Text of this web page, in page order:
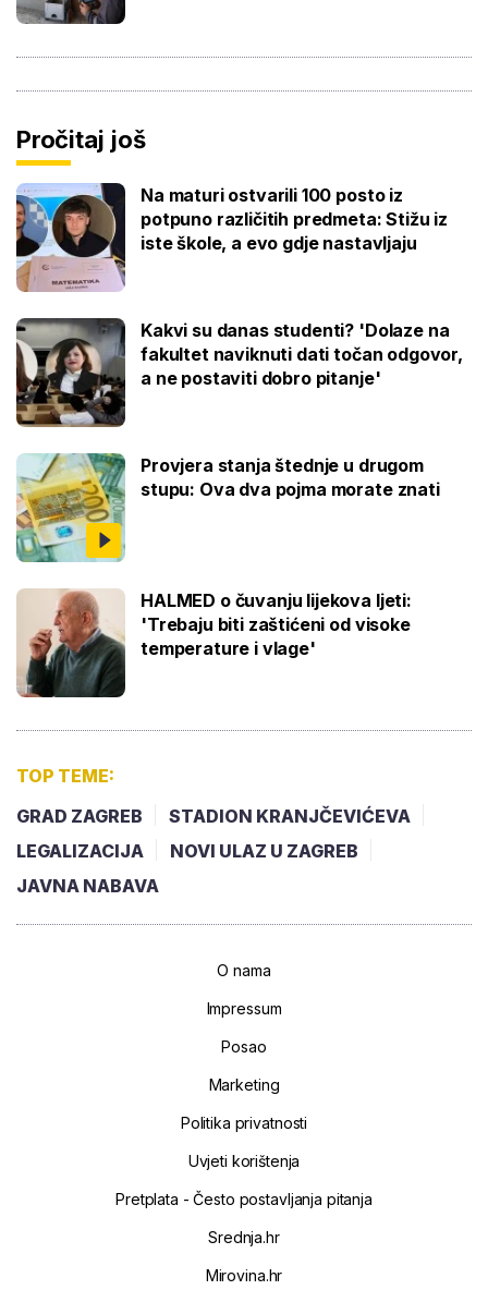
Pročitaj još
Na maturi ostvarili 100 posto iz
potpuno različitih predmeta: Stižu iz
iste škole, a evo gdje nastavljaju
Kakvi su danas studenti? 'Dolaze na
fakultet naviknuti dati točan odgovor,
a ne postaviti dobro pitanje'
Provjera stanja štednje u drugom
stupu: Ova dva pojma morate znati
HALMED o čuvanju lijekova ljeti:
'Trebaju biti zaštićeni od visoke
temperature i vlage'
TOP TEME:
GRAD ZAGREB
STADION KRANJČEVIĆEVA
LEGALIZACIJA
NOVI ULAZ U ZAGREB
JAVNA NABAVA
O nama
Impressum
Posao
Marketing
Politika privatnosti
Uvjeti korištenja
Pretplata - Često postavljanja pitanja
Srednja.hr
Mirovina.hr